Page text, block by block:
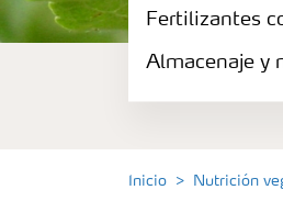
Fertilizantes
Fertilizantes
Almacenaje y
Inicio Nutrición